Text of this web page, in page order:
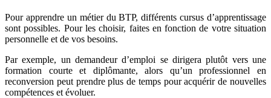
Pour apprendre un métier du BTP, différents cursus d’apprentissage
sont possibles. Pour les choisir, faites en fonction de votre situation
personnelle et de vos besoins.
Par exemple, un demandeur d’emploi se dirigera plutôt vers une
formation courte et diplômante, alors qu’un professionnel en
reconversion peut prendre plus de temps pour acquérir de nouvelles
compétences et évoluer.